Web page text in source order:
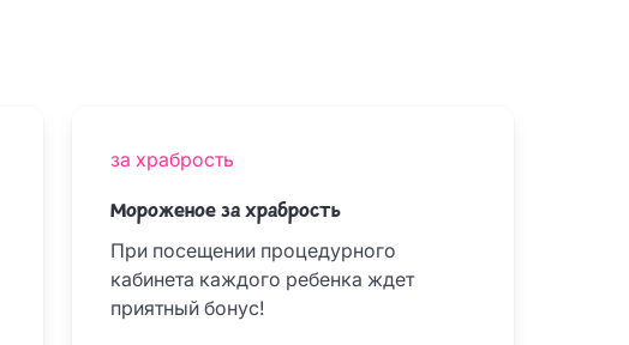
за храбрость
Мороженое за храбрость
При посещении процедурного
кабинета каждого ребенка ждет
приятный бонус!